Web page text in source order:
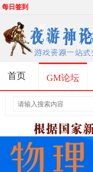
每日签到
首页 GM论坛